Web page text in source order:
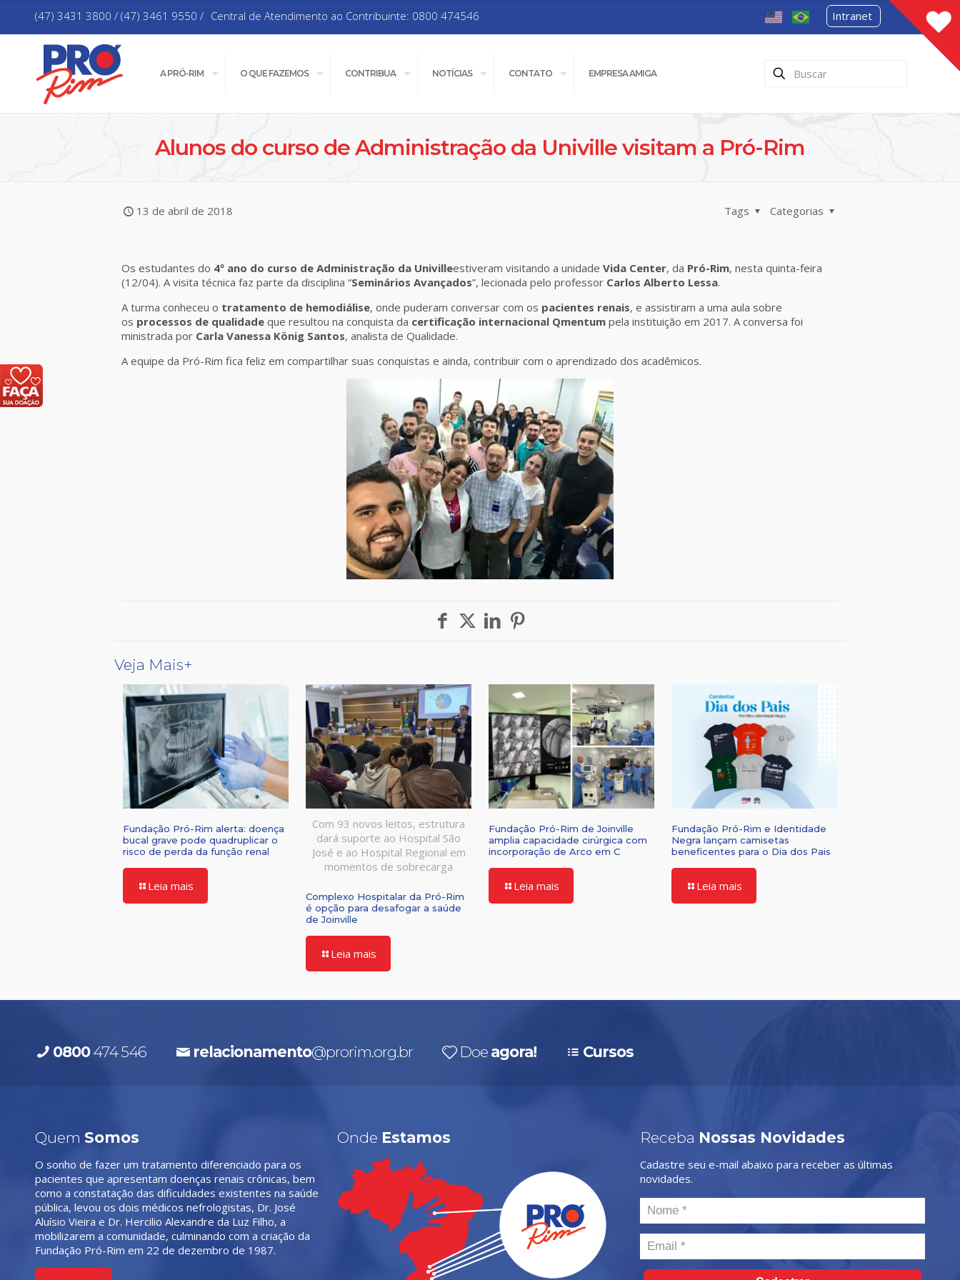
(47) 3431 3800 / (47) 3461 9550 / Central de Atendimento ao Contribuinte: 0800 474546 Intranet
A PRÓ-RIM O QUE FAZEMOS CONTRIBUA NOTÍCIAS CONTATO EMPRESA AMIGA
Alunos do curso de Administração da Univille visitam a Pró-Rim
13 de abril de 2018 Categorias
Tags
Os estudantes do 4º ano do curso de Administração da Univilleestiveram visitando a unidadeVida Center, da Pró-Rim, nesta quinta-feira
(12/04). A visita técnica faz parte da disciplina “Seminários Avançados”, lecionada pelo professor Carlos Alberto Lessa.
A turma conheceu o tratamento de hemodiálise, onde puderam conversar com os pacientes renais, e assistiram a uma aula sobre
os processos de qualidade que resultou na conquista da certificação internacional Qmentum pela instituição em 2017. A conversa foi
ministrada por Carla Vanessa König Santos, analista de Qualidade.
A equipe da Pró-Rim fica feliz em compartilhar suas conquistas e ainda, contribuir com o aprendizado dos acadêmicos.
Veja Mais+
Fundação Pró-Rim alerta: doença
bucal grave pode quadruplicar o
risco de perda da função renal
Leia mais
Com 93 novos leitos, estrutura
dará suporte ao Hospital São
José e ao Hospital Regional em
momentos de sobrecarga
Complexo Hospitalar da Pró-Rim
é opção para desafogar a saúde
de Joinville
Leia mais
Fundação Pró-Rim de Joinville
amplia capacidade cirúrgica com
incorporação de Arco em C
Leia mais
Fundação Pró-Rim e Identidade
Negra lançam camisetas
beneficentes para o Dia dos Pais
Leia mais
0800474 546 relacionamento@prorim.org.br Doe agora! Cursos
Quem Somos
O sonho de fazer um tratamento diferenciado para os
pacientes que apresentam doenças renais crônicas, bem
como a constatação das dificuldades existentes na saúde
pública, levou os dois médicos nefrologistas, Dr. José
Aluísio Vieira e Dr. Hercilio Alexandre da Luz Filho, a
mobilizarem a comunidade, culminando com a criação da
Fundação Pró-Rim em 22 de dezembro de 1987.
Onde Estamos Receba Nossas Novidades
Cadastre seu e-mail abaixo para receber as últimas
novidades.